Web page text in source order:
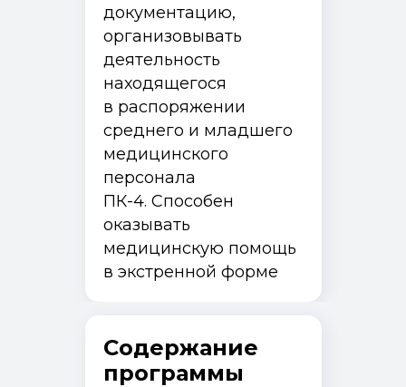
документацию,
организовывать
деятельность
находящегося
в распоряжении
среднего и младшего
медицинского
персонала
ПК-4. Способен
оказывать
медицинскую помощь
в экстренной форме
Содержание
программы